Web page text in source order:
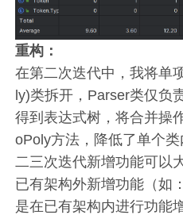
重构：
在第二次迭代中，我将单
ly)类拆开，Parser类仅负
得到表达式树，将合并操
oPoly方法，降低了单个类
二三次迭代新增功能可以
已有架构外新增功能（如
是在已有架构内进行功能